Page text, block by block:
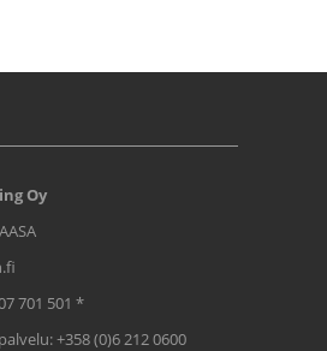
Oy
701 501 *
+358 (0)6 212 0600